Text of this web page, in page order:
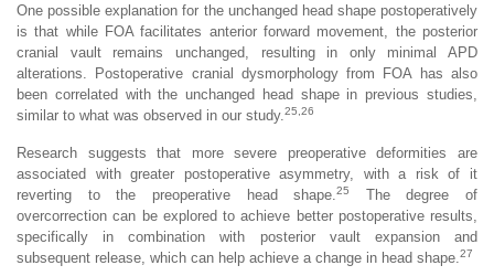
One possible explanation for the unchanged head shape postoperatively
is that while FOA facilitates anterior forward movement, the posterior
cranial vault remains unchanged, resulting in only minimal APD
alterations. Postoperative cranial dysmorphology from FOA has also
been correlated with the unchanged head shape in previous studies,
similar to what was observed in our study. 25,26
Research suggests that more severe preoperative deformities are
associated with greater postoperative asymmetry, with a risk of it
reverting to the preoperative head shape.25
The degree of
overcorrection can be explored to achieve better postoperative results,
specifically in combination with posterior vault expansion and
subsequent release, which can help achieve a change in head shape. 27